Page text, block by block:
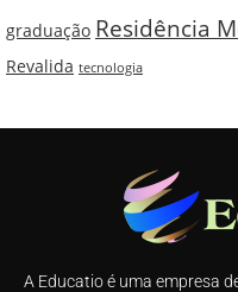
graduação Residência
Revalida tecnologia
A Educatio é uma empresa